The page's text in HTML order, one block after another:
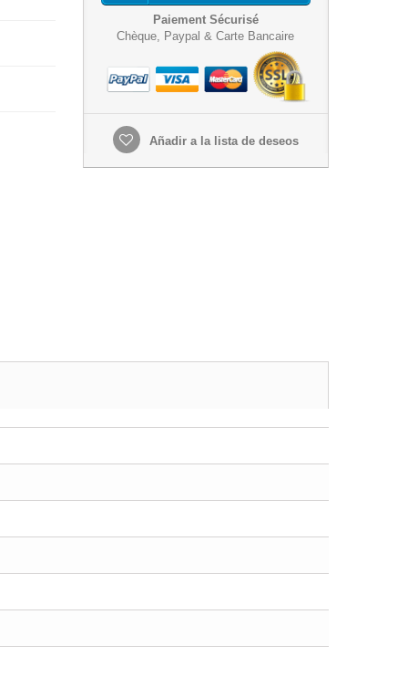
Paiement Sécurisé
Chèque, Paypal & Carte Bancaire
Añadir a la lista de deseos